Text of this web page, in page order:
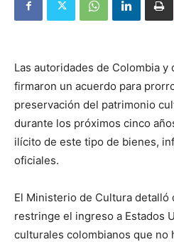
Las autoridades de Colombia y
firmaron un acuerdo para
preservación del patrimonio
durante los próximos cinco
ilícito de este tipo de bienes,
oficiales.
El Ministerio de Cultura detalló
restringe el ingreso a Estados
culturales colombianos que no